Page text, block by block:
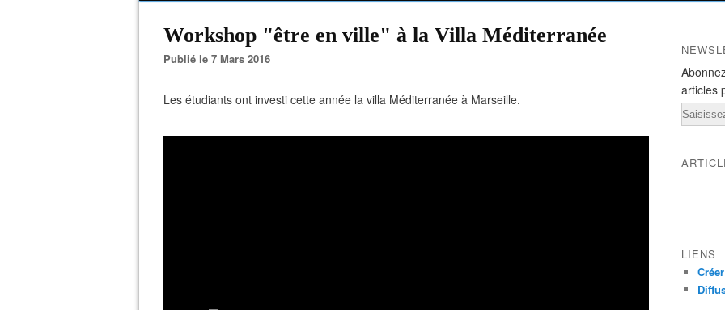
Workshop "être en ville" à la Villa Méditerranée
Publié le 7 Mars 2016
Les étudiants ont investi cette année la villa Méditerranée à Marseille.
articles
Email
LIENS
Créer